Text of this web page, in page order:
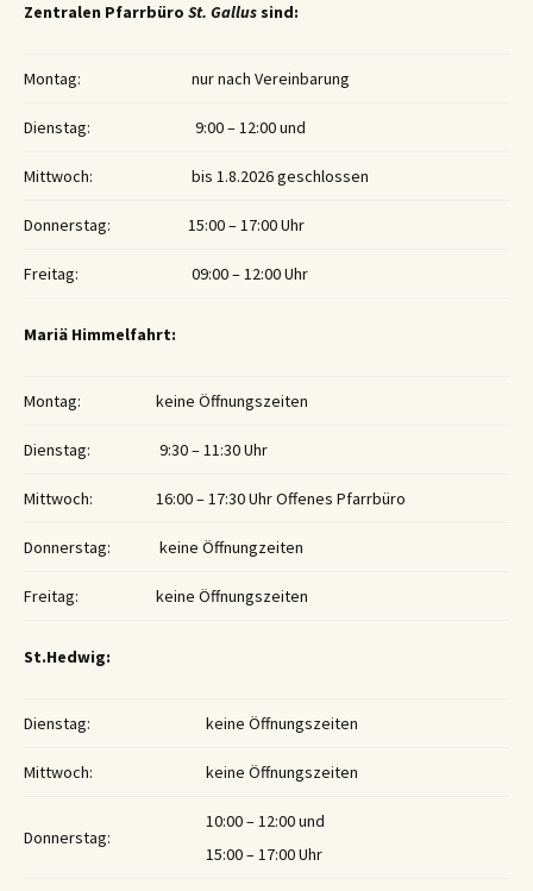
Zentralen Pfarrbüro St. Gallus sind:
Montag: nur nach Vereinbarung
Dienstag: 9:00 – 12:00 und
Mittwoch: bis 1.8.2026 geschlossen
Donnerstag: 15:00 – 17:00 Uhr
Freitag: 09:00 – 12:00 Uhr
Mariä Himmelfahrt:
Montag: keine Öffnungszeiten
Dienstag: 9:30 – 11:30 Uhr
Mittwoch: 16:00 – 17:30 Uhr Offenes Pfarrbüro
Donnerstag: keine Öffnungzeiten
Freitag: keine Öffnungszeiten
St.Hedwig:
Dienstag: keine Öffnungszeiten
Mittwoch: keine Öffnungszeiten
Donnerstag:
10:00 – 12:00 und
15:00 – 17:00 Uhr